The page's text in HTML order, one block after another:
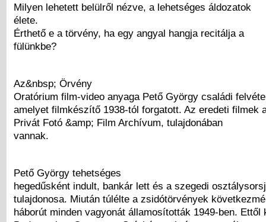
Milyen lehetett belülről nézve, a lehetséges áldozatok
élete.
Érthető e a törvény, ha egy angyal hangja recitálja a
fülünkbe?
Az&nbsp; Örvény
Oratórium film-video anyaga Pető György családi
amelyet filmkészítő 1938-tól forgatott. Az eredeti filmek
Privát Fotó &amp; Film Archívum, tulajdonában
vannak.
Pető György tehetséges
hegedűsként indult, bankár lett és a szegedi
tulajdonosa. Miután túlélte a zsidótörvények
háborút minden vagyonát államosították 1949-ben. Ettől